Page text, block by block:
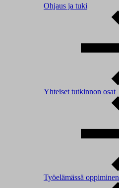
Ohjaus ja tuki
Yhteiset tutkinnon osat
Työelämässä oppiminen